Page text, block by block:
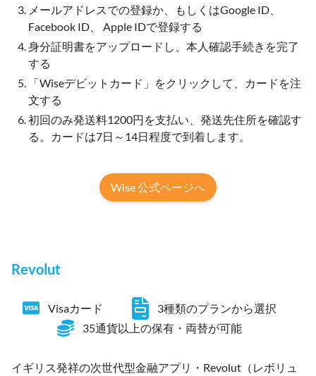
メールアドレスでの登録か、もしくはGoogle ID、
Facebook ID、 Apple IDで登録する
身分証明書をアップロードし、本人確認手続きを完了
する
「Wiseデビットカード」をクリックして、カードを注
文する
初回のみ発送料1200円を支払い、発送先住所を確認す
る。カードは7日～14日程度で到着します。
Wise 公式ページへ
Revolut
Visaカード
3種類のプランから選択
35通貨以上の保有・両替が可能
イギリス発祥の次世代型金融アプリ・Revolut（レボリュ